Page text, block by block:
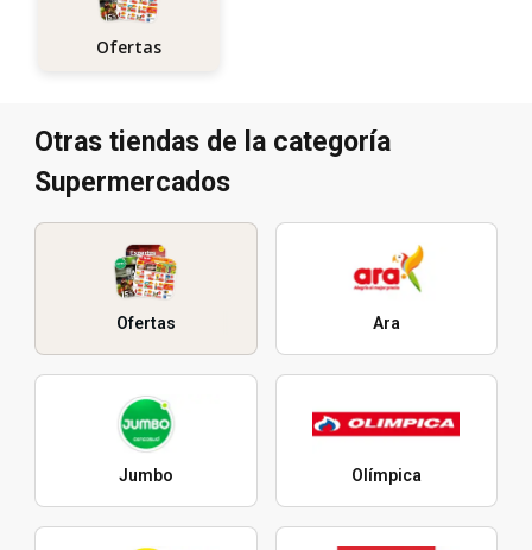
Ofertas
Otras tiendas de la categoría
Supermercados
Ofertas Ara
Jumbo Olímpica